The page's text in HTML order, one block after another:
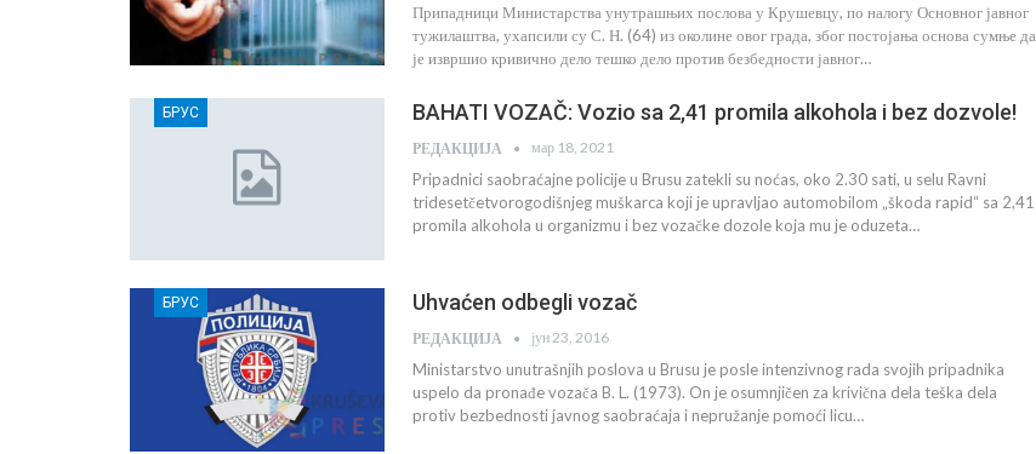
Припадници Министарства унутрашњих послова у Крушевцу, по налогу Основног јавног
тужилаштва, ухапсили су С. Н. (64) из околине овог града, због постојања основа сумње да
је извршио кривично дело тешко дело против безбедности јавног…
БРУС BAHATI VOZAČ: Vozio sa 2,41 promila alkohola i bez dozvole!
РЕДАКЦИЈА мар 18, 2021
Pripadnici saobraćajne policije u Brusu zatekli su noćas, oko 2.30 sati, u selu Ravni
tridesetčetvorogodišnjeg muškarca koji je upravljao automobilom „škoda rapid“ sa 2,41
promila alkohola u organizmu i bez vozačke dozole koja mu je oduzeta…
БРУС Uhvaćen odbegli vozač
РЕДАКЦИЈА јун 23, 2016
Ministarstvo unutrašnjih poslova u Brusu je posle intenzivnog rada svojih pripadnika
uspelo da pronađe vozača B. L. (1973). On je osumnjičen za krivična dela teška dela
protiv bezbednosti javnog saobraćaja i nepružanje pomoći licu…